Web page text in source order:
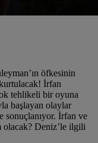
öfkesinin
İrfan
tehlikeli bir oyuna
başlayan olaylar
sonuçlanıyor. İrfan ve
olacak? Deniz’le ilgili